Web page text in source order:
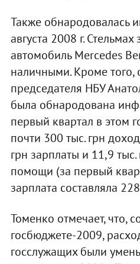
Также обнародовалась
августа 2008 г. Стельмах
автомобиль Mercedes
наличными. Кроме того,
председателя НБУ
была обнародована
первый квартал в этом
почти 300 тыс. грн
грн зарплаты и 11,9
помощи (за первый
зарплата составляла
Томенко отмечает, что,
госбюджете-2009,
госслужащих были